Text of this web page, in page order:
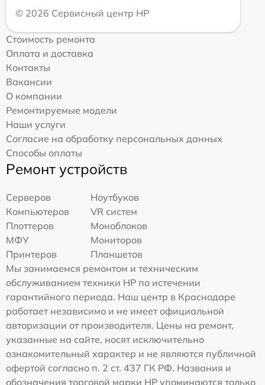
© 2026 Сервисный центр HP
Стоимость ремонта
Оплата и доставка
Контакты
Вакансии
О компании
Ремонтируемые модели
Наши услуги
Согласие на обработку персональных данных
Способы оплаты
Ремонт устройств
Серверов
Ноутбуков
Компьютеров
VR систем
Плоттеров
Моноблоков
МФУ
Мониторов
Принтеров
Планшетов
Мы занимаемся ремонтом и техническим
обслуживанием техники HP по истечении
гарантийного периода. Наш центр в Краснодаре
работает независимо и не имеет официальной
авторизации от производителя. Цены на ремонт,
указанные на сайте, носят исключительно
ознакомительный характер и не являются публичной
офертой согласно п. 2 ст. 437 ГК РФ. Названия и
обозначения торговой марки HP упоминаются только